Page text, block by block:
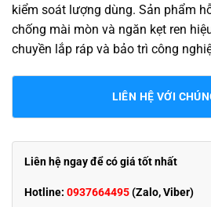
kiểm soát lượng dùng. Sản phẩm
chống mài mòn và ngăn kẹt ren
chuyền lắp ráp và bảo trì công
LIÊN HỆ VỚI
Liên hệ ngay để có giá tốt nhất
Hotline: 0937664495(Zalo, Viber)